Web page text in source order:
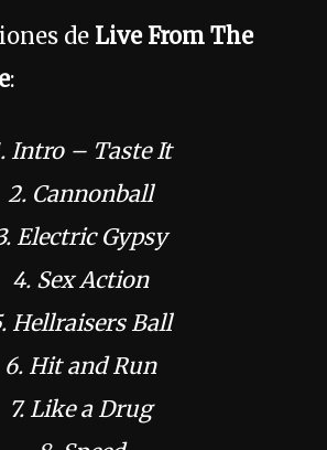
de Live From The
:
Intro – Taste It
2. Cannonball
Electric Gypsy
4. Sex Action
Hellraisers Ball
6. Hit and Run
7. Like a Drug